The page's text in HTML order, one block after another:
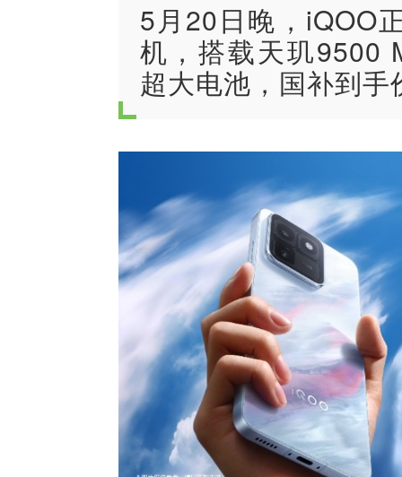
5月20日晚，iQOO
机，搭载天玑9500
超大电池，国补到